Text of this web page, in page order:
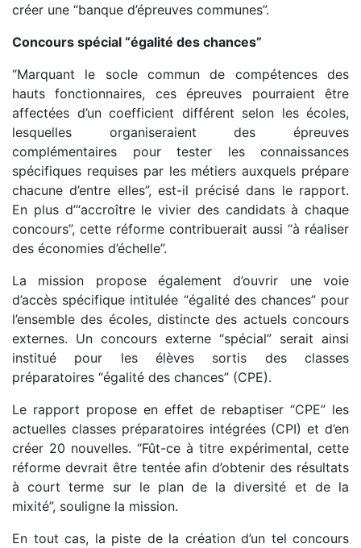
créer une “banque d’épreuves communes”.
Concours spécial “égalité des chances”
“Marquant le socle commun de compétences des
hauts fonctionnaires, ces épreuves pourraient être
affectées d’un coefficient différent selon les écoles,
lesquelles organiseraient des épreuves
complémentaires pour tester les connaissances
spécifiques requises par les métiers auxquels prépare
chacune d’entre elles”, est-il précisé dans le rapport.
En plus d’“accroître le vivier des candidats à chaque
concours”, cette réforme contribuerait aussi “à réaliser
des économies d’échelle”.
La mission propose également d’ouvrir une voie
d’accès spécifique intitulée “égalité des chances” pour
l’ensemble des écoles, distincte des actuels concours
externes. Un concours externe “spécial” serait ainsi
institué pour les élèves sortis des classes
préparatoires “égalité des chances” (CPE).
Le rapport propose en effet de rebaptiser “CPE” les
actuelles classes préparatoires intégrées (CPI) et d’en
créer 20 nouvelles. “Fût-ce à titre expérimental, cette
réforme devrait être tentée afin d’obtenir des résultats
à court terme sur le plan de la diversité et de la
mixité”, souligne la mission.
En tout cas, la piste de la création d’un tel concours